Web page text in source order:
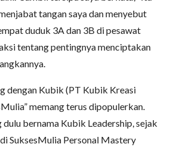
tangan saya dan menyebut
duduk 3A dan 3B di pesawat
tentang pentingnya menciptakan
dengan Kubik (PT Kubik Kreasi
memang terus dipopulerkan.
bernama Kubik Leadership, sejak
SuksesMulia Personal Mastery